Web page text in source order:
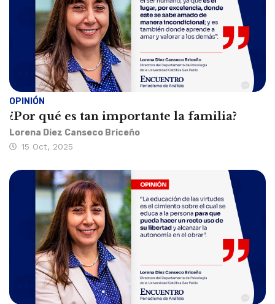
OPINIÓN
¿Por qué es tan importante la familia?
Lorena Diez Canseco Briceño
15 Oct, 2025